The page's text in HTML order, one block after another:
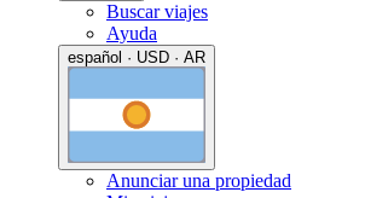
Buscar viajes
Ayuda
español · USD · AR
Anunciar una propiedad